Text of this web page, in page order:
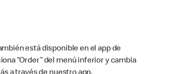
está disponible en el app de
“Order” del menú inferior y cambia